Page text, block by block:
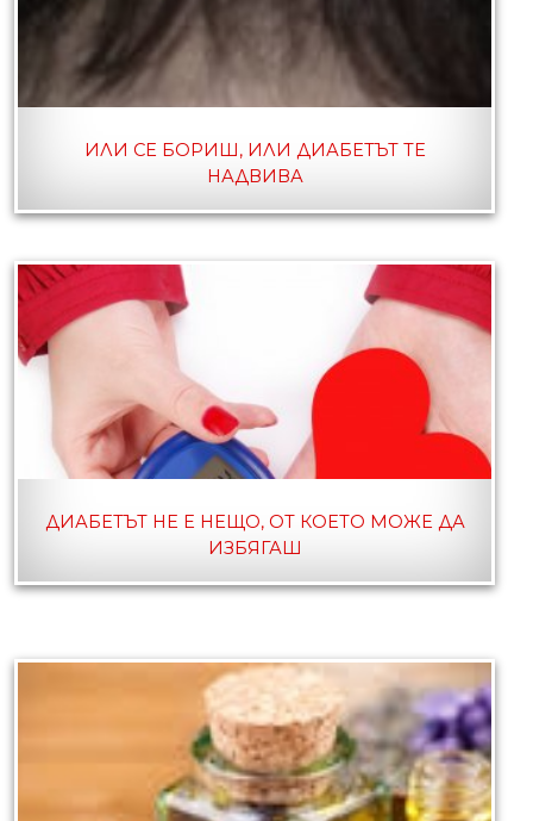
ИЛИ СЕ БОРИШ, ИЛИ ДИАБЕТЪТ ТЕ
НАДВИВА
ДИАБЕТЪТ НЕ Е НЕЩО, ОТ КОЕТО МОЖЕ ДА
ИЗБЯГАШ